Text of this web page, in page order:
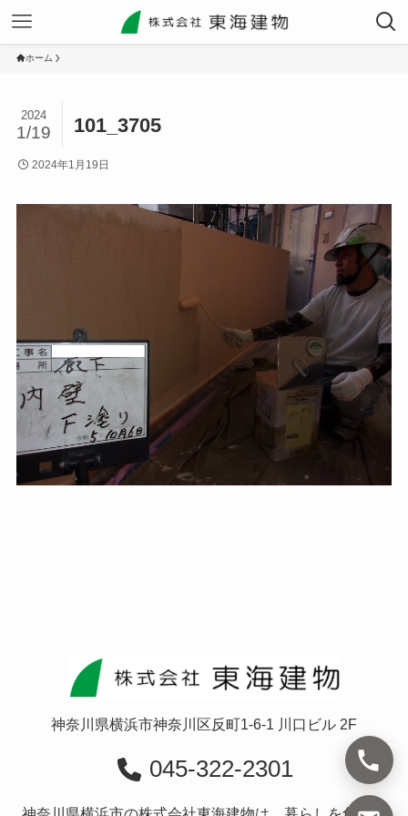
ホーム
101_3705
2024
1/19
2024年1月19日
神奈川県横浜市神奈川区反町1-6-1 川口ビル 2F
045-322-2301